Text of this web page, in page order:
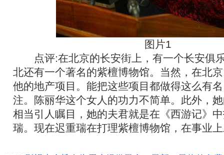
图片1
点评:在北京的长安街上，有一个长安俱
北还有一个著名的紫檀博物馆。当然，在北
他的地产项目。能把这些项目都做得这么有
注。陈丽华这个女人的功力不简单。此外，
相当引人瞩目，她的夫君就是在《西游记》
瑞。现在迟重瑞在打理紫檀博物馆，在事业